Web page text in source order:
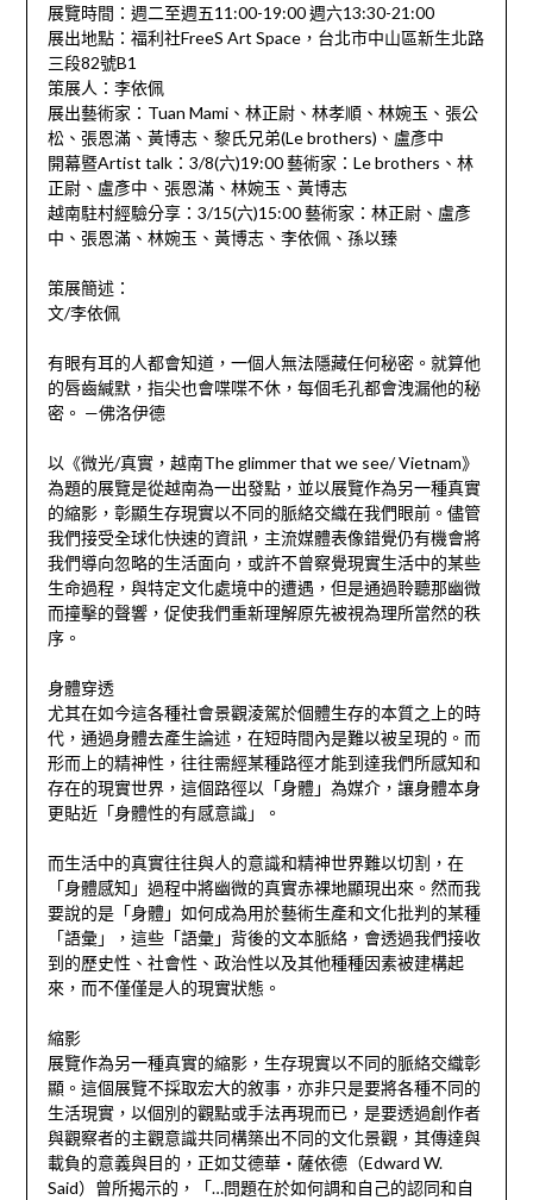
展覽時間：週二至週五11:00-19:00 週六13:30-21:00
展出地點：福利社FreeS Art Space，台北市中山區新生北路
三段82號B1
策展人：李依佩
展出藝術家：Tuan Mami、林正尉、林孝順、林婉玉、張公
松、張恩滿、黃博志、黎氏兄弟(Le brothers)、盧彥中
開幕暨Artist talk：3/8(六)19:00 藝術家：Le brothers、林
正尉、盧彥中、張恩滿、林婉玉、黃博志
越南駐村經驗分享：3/15(六)15:00 藝術家：林正尉、盧彥
中、張恩滿、林婉玉、黃博志、李依佩、孫以臻
策展簡述：
文/李依佩
有眼有耳的人都會知道，一個人無法隱藏任何秘密。就算他
的唇齒緘默，指尖也會喋喋不休，每個毛孔都會洩漏他的秘
密。 —佛洛伊德
以《微光/真實，越南The glimmer that we see/ Vietnam》
為題的展覽是從越南為一出發點，並以展覽作為另一種真實
的縮影，彰顯生存現實以不同的脈絡交織在我們眼前。儘管
我們接受全球化快速的資訊，主流媒體表像錯覺仍有機會將
我們導向忽略的生活面向，或許不曾察覺現實生活中的某些
生命過程，與特定文化處境中的遭遇，但是通過聆聽那幽微
而撞擊的聲響，促使我們重新理解原先被視為理所當然的秩
序。
身體穿透
尤其在如今這各種社會景觀淩駕於個體生存的本質之上的時
代，通過身體去產生論述，在短時間內是難以被呈現的。而
形而上的精神性，往往需經某種路徑才能到達我們所感知和
存在的現實世界，這個路徑以「身體」為媒介，讓身體本身
更貼近「身體性的有感意識」。
而生活中的真實往往與人的意識和精神世界難以切割，在
「身體感知」過程中將幽微的真實赤裸地顯現出來。然而我
要說的是「身體」如何成為用於藝術生產和文化批判的某種
「語彙」，這些「語彙」背後的文本脈絡，會透過我們接收
到的歷史性、社會性、政治性以及其他種種因素被建構起
來，而不僅僅是人的現實狀態。
縮影
展覽作為另一種真實的縮影，生存現實以不同的脈絡交織彰
顯。這個展覽不採取宏大的敘事，亦非只是要將各種不同的
生活現實，以個別的觀點或手法再現而已，是要透過創作者
與觀察者的主觀意識共同構築出不同的文化景觀，其傳達與
載負的意義與目的，正如艾德華‧薩依德（Edward W.
Said）曾所揭示的，「…問題在於如何調和自己的認同和自